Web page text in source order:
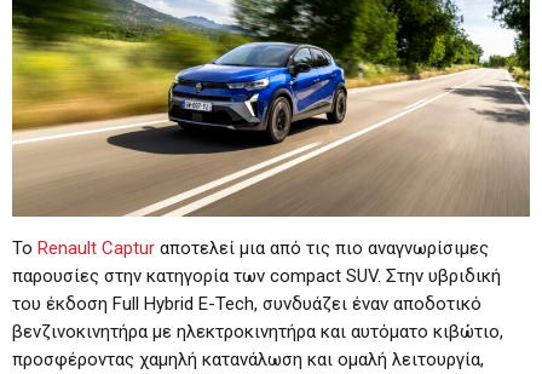
Το Renault Captur αποτελεί μια από τις πιο αναγνωρίσιμες
παρουσίες στην κατηγορία των compact SUV. Στην υβριδική
του έκδοση Full Hybrid E-Tech, συνδυάζει έναν αποδοτικό
βενζινοκινητήρα με ηλεκτροκινητήρα και αυτόματο κιβώτιο,
προσφέροντας χαμηλή κατανάλωση και ομαλή λειτουργία,